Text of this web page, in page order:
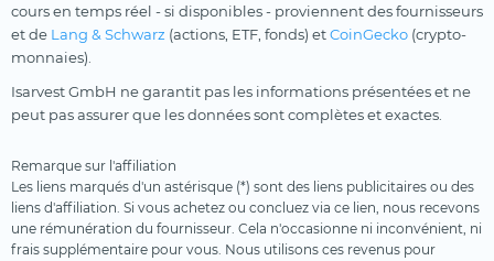
cours en temps réel - si disponibles - proviennent des fournisseurs
et de Lang & Schwarz (actions, ETF, fonds) etCoinGecko (crypto-
monnaies).
Isarvest GmbH ne garantit pas les informations présentées et ne
peut pas assurer que les données sont complètes et exactes.
Remarque sur l'affiliation
Les liens marqués d'un astérisque (*) sont des liens publicitaires ou des
liens d'affiliation. Si vous achetez ou concluez via ce lien, nous recevons
une rémunération du fournisseur. Cela n'occasionne ni inconvénient, ni
frais supplémentaire pour vous. Nous utilisons ces revenus pour